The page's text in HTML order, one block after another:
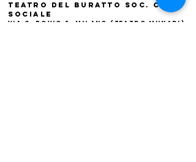
Teatro del Buratto Soc. Coop
sociale
Via G. Bovio 5, Milano (Teatro Munari)